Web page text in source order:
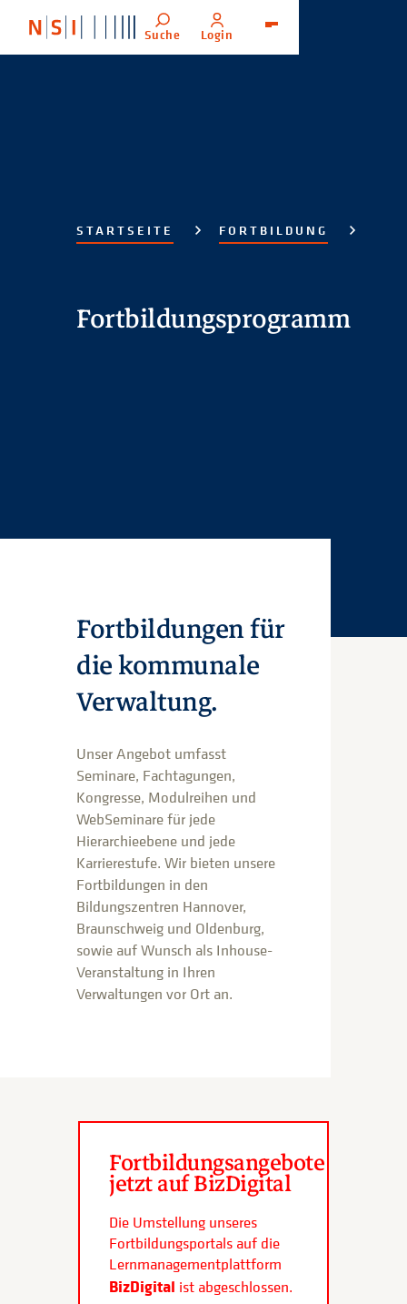
Suche Login
STARTSEITE FORTBILDUNG
Fortbildungsprogramm
Fortbildungen für
die kommunale
Verwaltung.
Unser Angebot umfasst
Seminare, Fachtagungen,
Kongresse, Modulreihen und
WebSeminare für jede
Hierarchieebene und jede
Karrierestufe. Wir bieten unsere
Fortbildungen in den
Bildungszentren Hannover,
Braunschweig und Oldenburg,
sowie auf Wunsch als Inhouse-
Veranstaltung in Ihren
Verwaltungen vor Ort an.
Fortbildungsangebote
jetzt auf BizDigital
Die Umstellung unseres
Fortbildungsportals auf die
Lernmanagementplattform
BizDigital ist abgeschlossen.